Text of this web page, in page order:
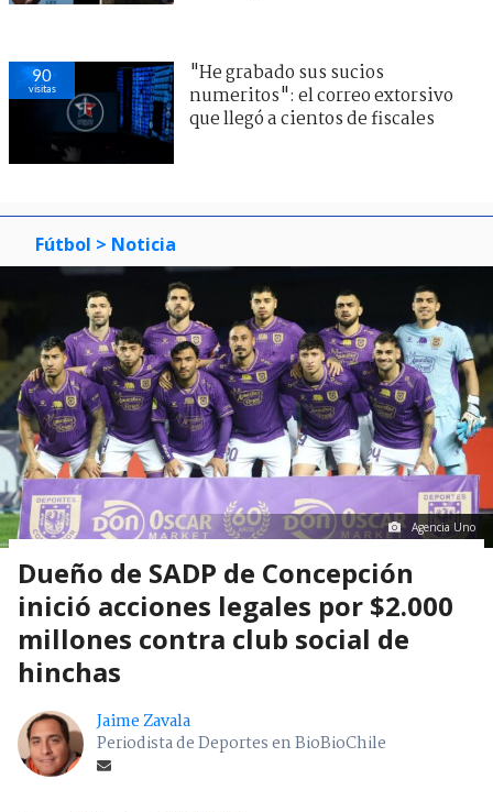
90
visitas
"He grabado sus sucios
numeritos": el correo extorsivo
que llegó a cientos de fiscales
Fútbol > Noticia
Agencia Uno
Dueño de SADP de Concepción
inició acciones legales por $2.000
millones contra club social de
hinchas
Jaime Zavala
Periodista de Deportes en BioBioChile